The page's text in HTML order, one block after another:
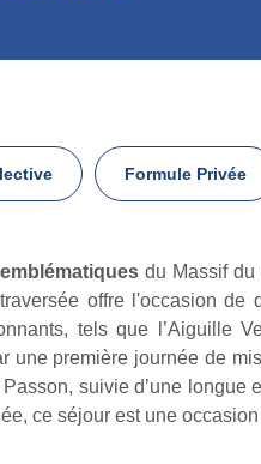
Formule Privée
du Massif du
offre l'occasion
tels que l’Aiguille
une première journée de
suivie d’une
ce séjour est une